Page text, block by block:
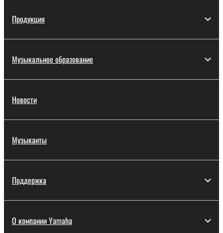
Продукция
Музыкальное образование
Новости
Музыканты
Поддержка
О компании Yamaha